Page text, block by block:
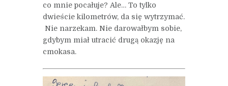
co mnie pocałuje? Ale… To tylko
dwieście kilometrów, da się wytrzymać.
Nie narzekam. Nie darowałbym sobie,
gdybym miał utracić drugą okazję na
cmokasa.